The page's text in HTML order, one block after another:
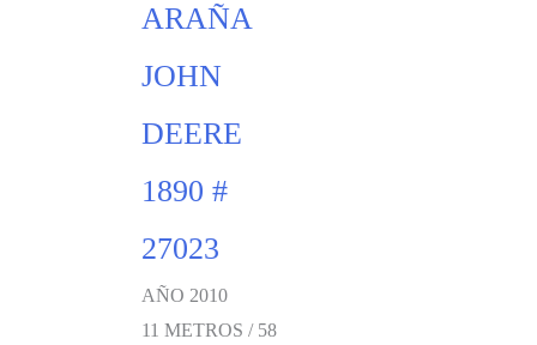
ARAÑA
JOHN
DEERE
1890 #
27023
AÑO 2010
11 METROS / 58